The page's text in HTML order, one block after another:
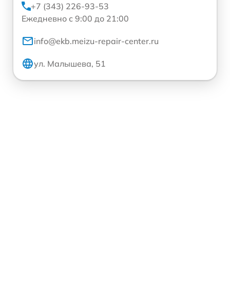
+7 (343) 226-93-53
Ежедневно с 9:00 до 21:00
info@ekb.meizu-repair-center.ru
ул. Малышева, 51